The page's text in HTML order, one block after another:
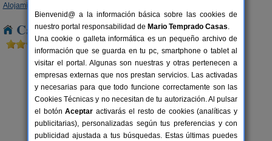
Alojamientos
Casas Rurales cerca de La Carolina
2-7+2 pers.
desde25 €
Casa La Ronda
Jódar (Jaén)
Bienvenid@ a la información básica sobre las cookies de
nuestro portal responsabilidad de Mario Temprado Casas.
Una cookie o galleta informática es un pequeño archivo de
información que se guarda en tu pc, smartphone o tablet al
visitar el portal. Algunas son nuestras y otras pertenecen a
empresas externas que nos prestan servicios. Las activadas
y necesarias para que todo funcione correctamente son las
Cookies Técnicas y no necesitan de tu autorización. Al pulsar
el botónAceptar activarás el resto de cookies (analíticas y
publicitarias), personalizadas según tus preferencias y con
publicidad ajustada a tus búsquedas. Estas últimas puedes